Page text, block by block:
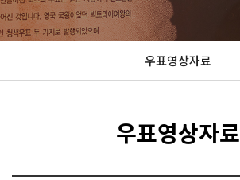
우표영상자료
우표영상자료